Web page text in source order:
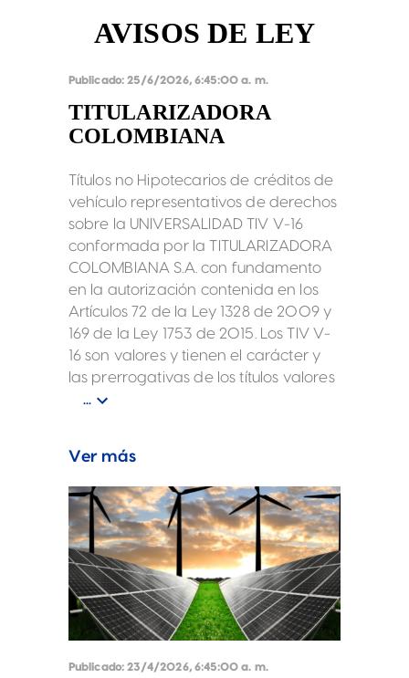
AVISOS DE LEY
Publicado:25/6/2026, 6:45:00 a. m.
TITULARIZADORA
COLOMBIANA
Títulos no Hipotecarios de créditos de
vehículo representativos de derechos
sobre la UNIVERSALIDAD TIV V-16
conformada por la TITULARIZADORA
COLOMBIANA S.A. con fundamento
en la autorización contenida en los
Artículos 72 de la Ley 1328 de 2009 y
169 de la Ley 1753 de 2015. Los TIV V-
16 son valores y tienen el carácter y
las prerrogativas de los títulos valores
conforme lo establece el parágrafo
previstas en la Ley, en el Reglamento
TIV V-16, en el Prospecto de
Información TIV V-16 y en el
Macrotítulo TIV V-16.
...
Ver más
Publicado:23/4/2026, 6:45:00 a. m.